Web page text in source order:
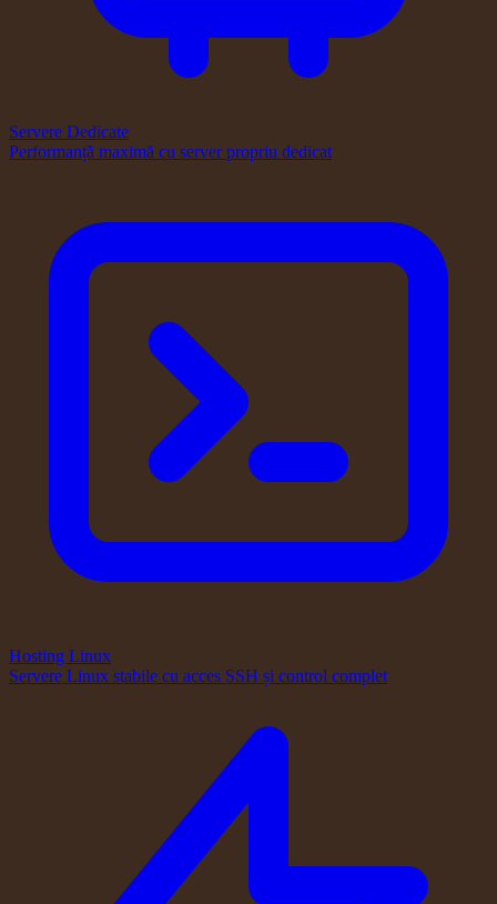
Servere Dedicate
Performanță maximă cu server propriu dedicat
Hosting Linux
Servere Linux stabile cu acces SSH și control complet